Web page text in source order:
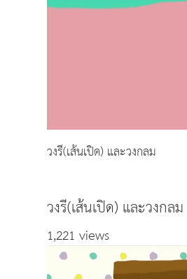
วงรี(เส้นเปิด) และวงกลม
วงรี(เส้นเปิด) และวงกลม
1,221 views